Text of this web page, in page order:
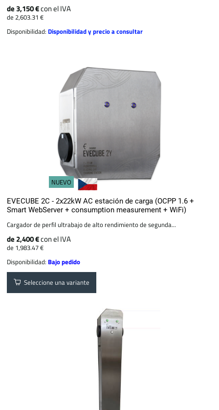
de 3,150 €con el IVA
de 2,603.31 €
Disponibilidad: Disponibilidad y precio a consultar
NUEVO
EVECUBE 2C - 2x22kW AC estación de carga (OCPP 1.6 +
Smart WebServer + consumption measurement + WiFi)
Cargador de perfil ultrabajo de alto rendimiento de segunda...
de 2,400 €con el IVA
de 1,983.47 €
Disponibilidad: Bajo pedido
Seleccione una variante